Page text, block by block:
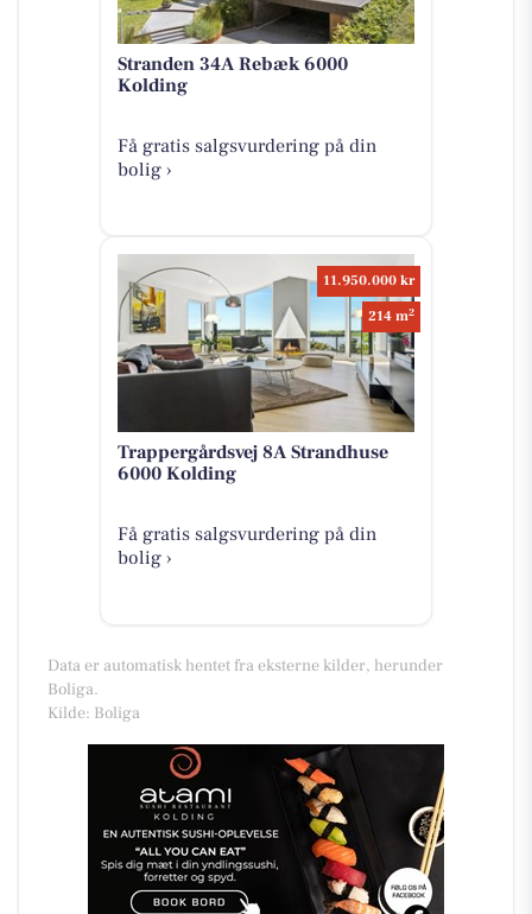
Stranden 34A Rebæk 6000
Kolding
Få gratis salgsvurdering på din
bolig ›
11.950.000 kr
214 m2
Trappergårdsvej 8A Strandhuse
6000 Kolding
Få gratis salgsvurdering på din
bolig ›
Data er automatisk hentet fra eksterne kilder, herunder
Boliga.
Kilde: Boliga